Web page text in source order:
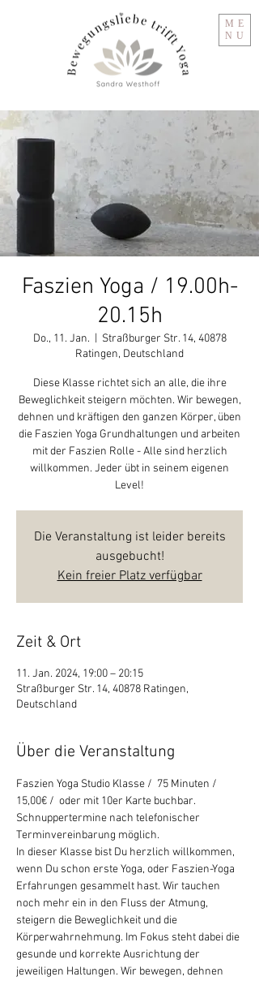
ME
NU
Faszien Yoga / 19.00h-
20.15h
Do., 11. Jan.
Straßburger Str. 14, 40878
Ratingen, Deutschland
Diese Klasse richtet sich an alle, die ihre
Beweglichkeit steigern möchten. Wir bewegen,
dehnen und kräftigen den ganzen Körper, üben
die Faszien Yoga Grundhaltungen und arbeiten
mit der Faszien Rolle - Alle sind herzlich
willkommen. Jeder übt in seinem eigenen
Level!
Die Veranstaltung ist leider bereits
ausgebucht!
Kein freier Platz verfügbar
Zeit & Ort
11. Jan. 2024, 19:00 – 20:15
Straßburger Str. 14, 40878 Ratingen,
Deutschland
Über die Veranstaltung
Faszien Yoga Studio Klasse /  75 Minuten /
15,00€ /  oder mit 10er Karte buchbar.
Schnuppertermine nach telefonischer
Terminvereinbarung möglich.
In dieser Klasse bist Du herzlich willkommen,
wenn Du schon erste Yoga, oder Faszien-Yoga
Erfahrungen gesammelt hast. Wir tauchen
noch mehr ein in den Fluss der Atmung,
steigern die Beweglichkeit und die
Körperwahrnehmung. Im Fokus steht dabei die
gesunde und korrekte Ausrichtung der
jeweiligen Haltungen. Wir bewegen, dehnen